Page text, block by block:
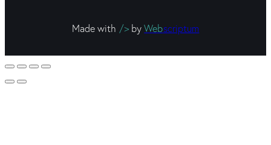
Made with />byWebscriptum